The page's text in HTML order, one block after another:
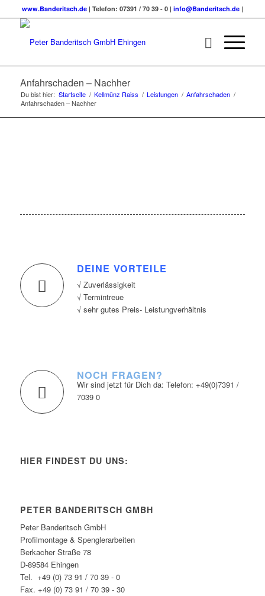
www.Banderitsch.de| Telefon: 07391 / 70 39 - 0 | info@Banderitsch.de |
Anfahrschaden – Nachher
Du bist hier: Startseite / Kellmünz Raiss / Leistungen / Anfahrschaden /
Anfahrschaden – Nachher
DEINE VORTEILE
√ Zuverlässigkeit
√ Termintreue
√ sehr gutes Preis- Leistungverhältnis
NOCH FRAGEN?
Wir sind jetzt für Dich da: Telefon: +49(0)7391 /
7039 0
HIER FINDEST DU UNS:
PETER BANDERITSCH GMBH
Peter Banderitsch GmbH
Profilmontage & Spenglerarbeiten
Berkacher Straße 78
D-89584 Ehingen
Tel. +49 (0) 73 91 / 70 39 - 0
Fax. +49 (0) 73 91 / 70 39 - 30